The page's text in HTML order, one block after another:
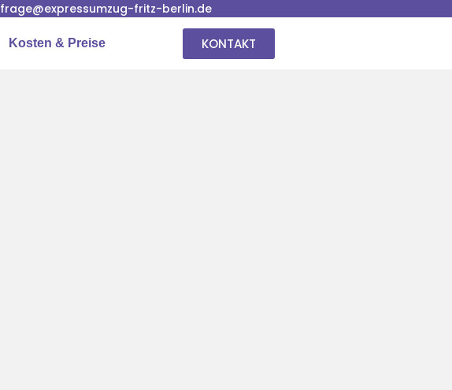
fritz-berlin.de
Kosten & Preise KONTAKT